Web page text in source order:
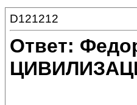
D121212
Ответ: